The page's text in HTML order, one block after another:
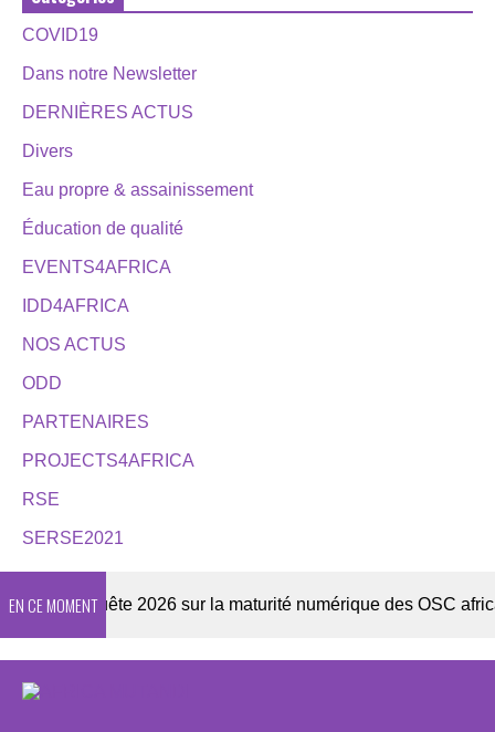
COVID19
Dans notre Newsletter
DERNIÈRES ACTUS
Divers
Eau propre & assainissement
Éducation de qualité
EVENTS4AFRICA
IDD4AFRICA
NOS ACTUS
ODD
PARTENAIRES
PROJECTS4AFRICA
RSE
SERSE2021
EN CE MOMENT
Enquête 2026 sur la maturité numérique des OSC